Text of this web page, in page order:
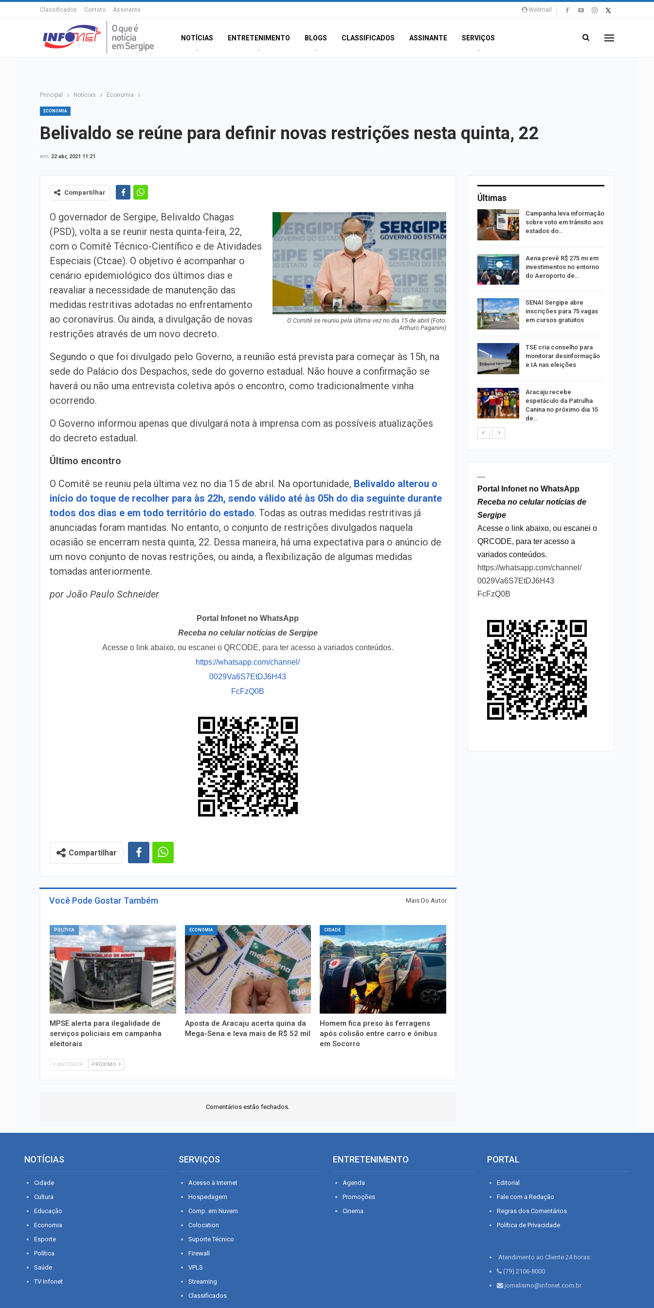
Webmail
Classificados Contato Assinante
NOTÍCIAS ENTRETENIMENTO BLOGS CLASSIFICADOS ASSINANTE SERVIÇOS
Principal Notícias Economia
ECONOMIA
Belivaldo se reúne para definir novas restrições nesta quinta, 22
em 22 abr, 2021 11:21
Compartilhar
O Comitê se reuniu pela última vez no dia 15 de abril (Foto:
Arthuro Paganini)
O governador de Sergipe, Belivaldo Chagas
(PSD), volta a se reunir nesta quinta-feira, 22,
com o Comitê Técnico-Científico e de Atividades
Especiais (Ctcae). O objetivo é acompanhar o
cenário epidemiológico dos últimos dias e
reavaliar a necessidade de manutenção das
medidas restritivas adotadas no enfrentamento
ao coronavírus. Ou ainda, a divulgação de novas
restrições através de um novo decreto.
Segundo o que foi divulgado pelo Governo, a reunião está prevista para começar às 15h, na
sede do Palácio dos Despachos, sede do governo estadual. Não houve a confirmação se
haverá ou não uma entrevista coletiva após o encontro, como tradicionalmente vinha
ocorrendo.
O Governo informou apenas que divulgará nota à imprensa com as possíveis atualizações
do decreto estadual.
Último encontro
O Comitê se reuniu pela última vez no dia 15 de abril. Na oportunidade, Belivaldo alterou o
início do toque de recolher para às 22h, sendo válido até às 05h do dia seguinte durante
todos dos dias e em todo território do estado. Todas as outras medidas restritivas já
anunciadas foram mantidas. No entanto, o conjunto de restrições divulgados naquela
ocasião se encerram nesta quinta, 22. Dessa maneira, há uma expectativa para o anúncio de
um novo conjunto de novas restrições, ou ainda, a flexibilização de algumas medidas
tomadas anteriormente.
por João Paulo Schneider
Portal Infonet no WhatsApp
Receba no celular notícias de Sergipe
Acesse o link abaixo, ou escanei o QRCODE, para ter acesso a variados conteúdos.
https://whatsapp.com/channel/
0029Va6S7EtDJ6H43
FcFzQ0B
Compartilhar
Você Pode Gostar Também Mais Do Autor
POLÍTICA
MPSE alerta para ilegalidade de
serviços policiais em campanha
eleitorais
ECONOMIA
Aposta de Aracaju acerta quina da
Mega-Sena e leva mais de R$ 52 mil
CIDADE
Homem fica preso às ferragens
após colisão entre carro e ônibus
em Socorro
ANTERIOR PRÓXIMO
Comentários estão fechados.
Últimas
Mulher é agredida e
companheiro é preso por
violência doméstica
Sergipe terá possibilidade
de chuva leve durante o
fim de semana
Adasfa e Shopping Jardins
promovem ação de
adoção animal neste…
investigado por estupro de
Fim de semana dos pais
Prêmio
Campanha leva informação
sobre voto em trânsito aos
estados do…
Aena prevê R$ 275 mi em
investimentos no entorno
do Aeroporto de…
SENAI Sergipe abre
inscrições para 75 vagas
em cursos gratuitos
TSE cria conselho para
monitorar desinformação
e IA nas eleições
Aracaju recebe
espetáculo da Patrulha
Canina no próximo dia 15
de…
----
Portal Infonet no WhatsApp
Receba no celular notícias de
Sergipe
Acesse o link abaixo, ou escanei o
QRCODE, para ter acesso a
variados conteúdos.
https://whatsapp.com/channel/
0029Va6S7EtDJ6H43
FcFzQ0B
NOTÍCIAS
Cidade
Cultura
Educação
Economia
Esporte
Política
Saúde
TV Infonet
SERVIÇOS
Acesso à Internet
Hospedagem
Comp. em Nuvem
Colocation
Suporte Técnico
Firewall
VPLS
Streaming
Classificados
ENTRETENIMENTO
Agenda
Promoções
Cinema
PORTAL
Editorial
Fale com a Redação
Regras dos Comentários
Política de Privacidade
Atendimento ao Cliente 24 horas:
(79) 2106-8000
jornalismo@infonet.com.br